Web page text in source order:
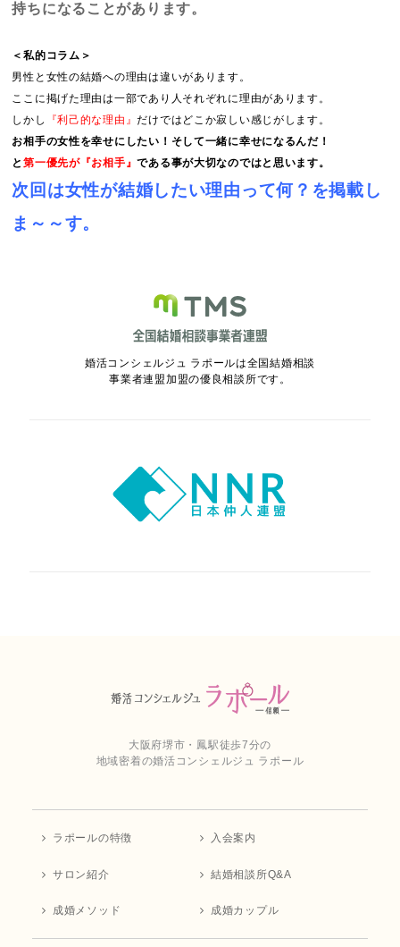
持ちになる ことがあります。
＜私的コラム＞
男性と女性の結婚への理由は違いがあります。
ここに掲げた理由は一部であり人それぞれに理由があります。
しかし
『利己的な理由』だけではどこか寂しい感じがします。
お相手の女性を幸せにしたい！そして一緒に幸せになるんだ！
と第一優先が『お相手』である事が大切なのではと思います。
次回は女性が結婚したい理由って何？を掲載し
ま～～す。
婚活コンシェルジュ ラポールは全国結婚相談
事業者連盟加盟の優良相談所です。
大阪府堺市・鳳駅徒歩7分の
地域密着の婚活コンシェルジュ ラポール
ラポールの特徴 入会案内
サロン紹介 結婚相談所Q&A
成婚メソッド 成婚カップル